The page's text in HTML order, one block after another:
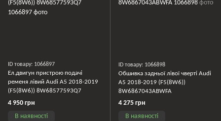
ID товару: 1066897
Ел.двигун пристрою подачі
ременя лівий Audi A5 2018-2019
(F5(8W6)) 8W68577593Q7
4 950 грн
В наявності
ID товару: 1066898
Обшивка задньої лівої чверті Audi
A5 2018-2019 (F5(8W6))
8W6867043ABWFA
4 275 грн
В наявності